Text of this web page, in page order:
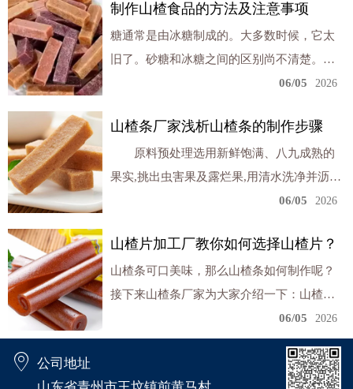
制作山楂食品的方法及注意事项
糖通常是由冰糖制成的。大多数时候，它太
旧了。砂糖和冰糖之间的区别尚不清楚。你
可以根据自己的习惯来做。从数量上看，山
各不相同。看看它。你不需要一开始就加太
多。一边做饭一边试试。如果太酸，再加一
些。如果味道合适，糖的量就会很大。想想
06/05 2026
山楂条厂家浅析山楂条的制作步骤
​ 原料预处理选用新鲜饱满、八九成熟的
果实,挑出虫害果及露烂果,用清水洗净并沥去
将缸洗净擦干,山楂入时一般是要装实压紧,上
边用塑料布密封,再用泥糊严,切勿遗气,可长期
保存。 山楂条厂家浅析山楂条的制作步骤
06/05 2026
山楂片加工厂教你如何选择山楂片？
山楂条可口美味，那么山楂条如何制作呢？
接下来山楂条厂家为大家介绍一下：山楂用
盐水泡10分钟左右，洗净；切去两头，再切
开去核。
06/05 2026
公司地址